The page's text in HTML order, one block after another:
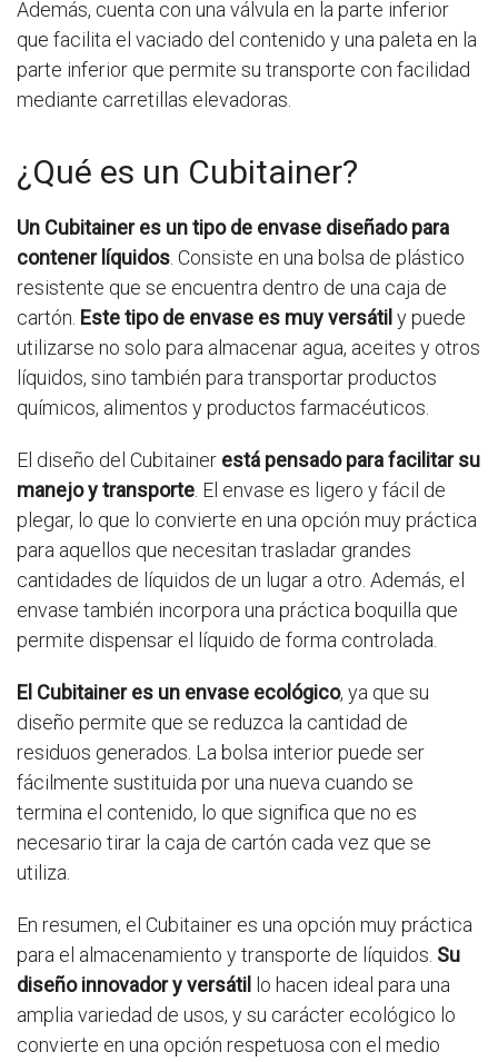
Además, cuenta con una válvula en la parte inferior
que facilita el vaciado del contenido y una paleta en la
parte inferior que permite su transporte con facilidad
mediante carretillas elevadoras.
¿Qué es un Cubitainer?
Un Cubitainer es un tipo de envase diseñado para
contener líquidos. Consiste en una bolsa de plástico
resistente que se encuentra dentro de una caja de
cartón. Este tipo de envase es muy versátil y puede
utilizarse no solo para almacenar agua, aceites y otros
líquidos, sino también para transportar productos
químicos, alimentos y productos farmacéuticos.
El diseño del Cubitainer está pensado para facilitar su
manejo y transporte. El envase es ligero y fácil de
plegar, lo que lo convierte en una opción muy práctica
para aquellos que necesitan trasladar grandes
cantidades de líquidos de un lugar a otro. Además, el
envase también incorpora una práctica boquilla que
permite dispensar el líquido de forma controlada.
El Cubitainer es un envase ecológico, ya que su
diseño permite que se reduzca la cantidad de
residuos generados. La bolsa interior puede ser
fácilmente sustituida por una nueva cuando se
termina el contenido, lo que significa que no es
necesario tirar la caja de cartón cada vez que se
utiliza.
En resumen, el Cubitainer es una opción muy práctica
para el almacenamiento y transporte de líquidos. Su
diseño innovador y versátil
lo hacen ideal para una
amplia variedad de usos, y su carácter ecológico lo
convierte en una opción respetuosa con el medio